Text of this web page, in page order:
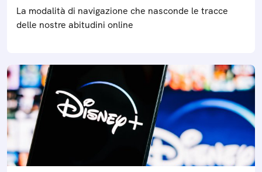
La modalità di navigazione che nasconde le tracce
delle nostre abitudini online